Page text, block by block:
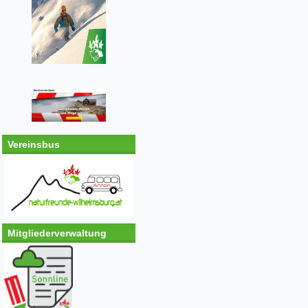
Vereinsbus
Mitgliederverwaltung